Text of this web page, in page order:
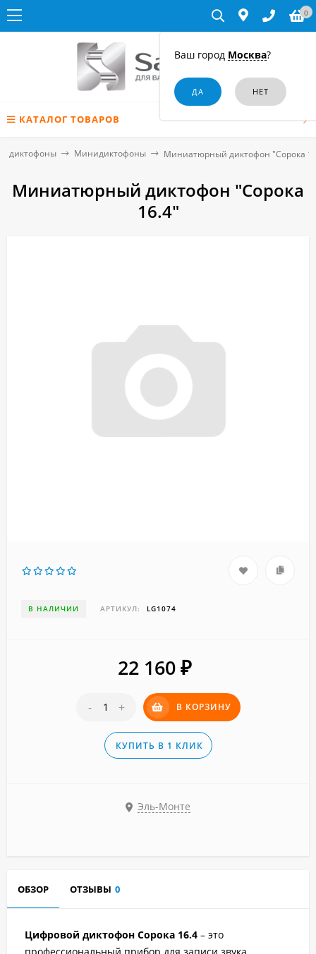
Ваш город Москва?
0
КАТАЛОГ ТОВАРОВ
диктофоны Минидиктофоны Миниатюрный диктофон "Сорока
Миниатюрный диктофон "Сорока
16.4"
В НАЛИЧИИ АРТИКУЛ: LG1074
22 160 ₽
- + В КОРЗИНУ
КУПИТЬ В 1 КЛИК
Эль-Монте
ОБЗОР ОТЗЫВЫ 0
Цифровой диктофон Сорока 16.4 – это